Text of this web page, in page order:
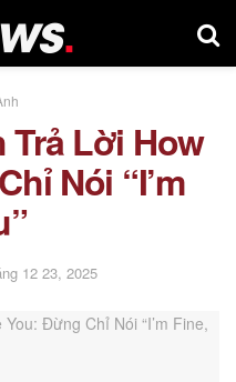
Lời How
Nói “I’m
12 23, 2025